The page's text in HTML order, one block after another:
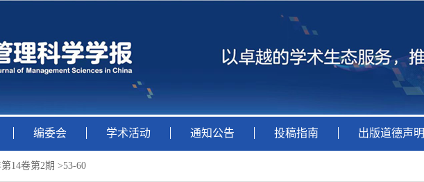
编委会 学术活动 通知公告 投稿指南 出版道德声明
14卷第2期 >53-60